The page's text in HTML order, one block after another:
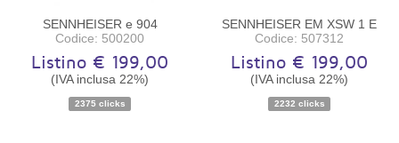
SENNHEISER e 904
Codice: 500200
Listino € 199,00
(IVA inclusa 22%)
2375 clicks
SENNHEISER EM XSW 1 E
Codice: 507312
Listino € 199,00
(IVA inclusa 22%)
2232 clicks